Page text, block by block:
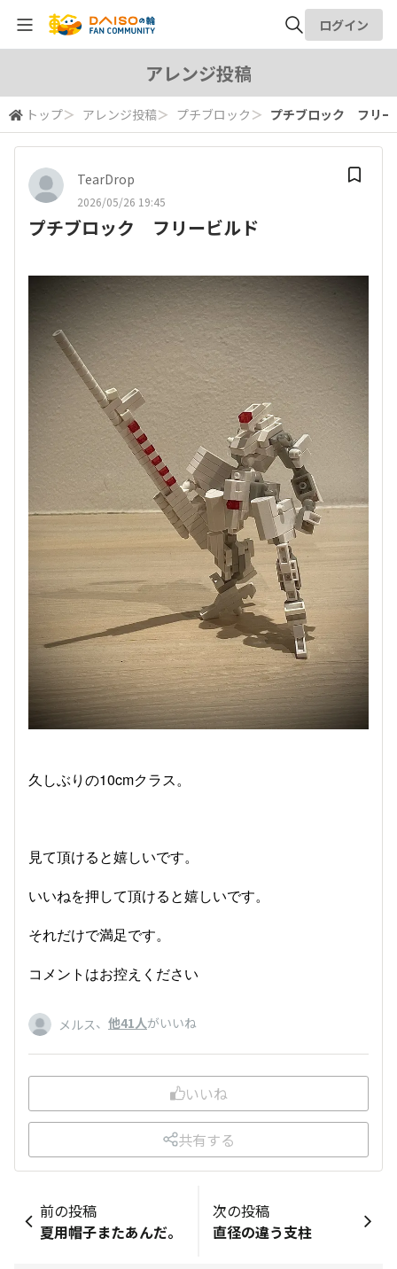
検索
ログイン
アレンジ投稿
トップ＞ アレンジ投稿＞ プチブロック ＞ プチブロック フリー
TearDrop
2026/05/26 19:45
プチブロック フリービルド
久しぶりの10cmクラス。
見て頂けると嬉しいです。
いいねを押して頂けると嬉しいです。
それだけで満足です。
コメントはお控えください
メルス、 他41人がいいね
いいね
共有する
前の投稿
夏用帽子またあんだ。
次の投稿
直径の違う支柱